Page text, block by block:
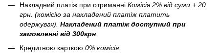
Накладний платіж при отриманні Комісія 2% від суми + 20
грн. (комісію за накладений платіж платить
одержувач). Накладений платіж доступний при
замовленні від 300грн
Кредитною карткою 0% комісія